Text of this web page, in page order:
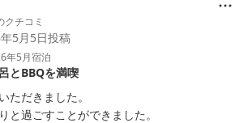
クチコミ
5月5日投稿
年5月宿泊
とBBQを満喫
ただきました。
と過ごすことができました。